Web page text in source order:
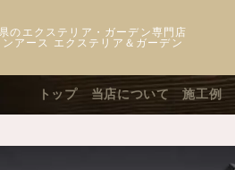
のエクステリア・ガーデン専門店
アース エクステリア＆ガーデン
トップ 当店について 施工例